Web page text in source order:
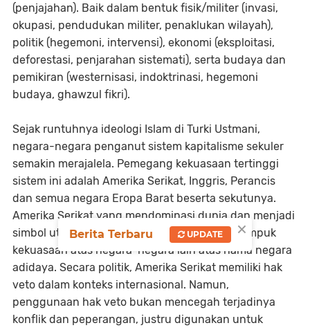
(penjajahan). Baik dalam bentuk fisik/militer (invasi,
okupasi, pendudukan militer, penaklukan wilayah),
politik (hegemoni, intervensi), ekonomi (eksploitasi,
deforestasi, penjarahan sistemati), serta budaya dan
pemikiran (westernisasi, indoktrinasi, hegemoni
budaya, ghawzul fikri).
Sejak runtuhnya ideologi Islam di Turki Ustmani,
negara-negara penganut sistem kapitalisme sekuler
semakin merajalela. Pemegang kekuasaan tertinggi
sistem ini adalah Amerika Serikat, Inggris, Perancis
dan semua negara Eropa Barat beserta sekutunya.
Amerika Serikat yang mendominasi dunia dan menjadi
simbol utama peradaban barat memegang tampuk
kekuasaan atas negara-negara lain atas nama negara
adidaya. Secara politik, Amerika Serikat memiliki hak
veto dalam konteks internasional. Namun,
penggunaan hak veto bukan mencegah terjadinya
konflik dan peperangan, justru digunakan untuk
×
Berita Terbaru UPDATE